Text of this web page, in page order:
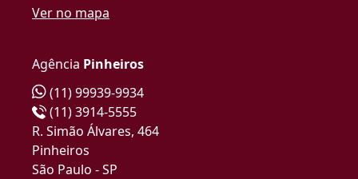
Ver no mapa
Agência Pinheiros
(11) 99939-9934
(11) 3914-5555
R. Simão Álvares, 464
Pinheiros
São Paulo - SP